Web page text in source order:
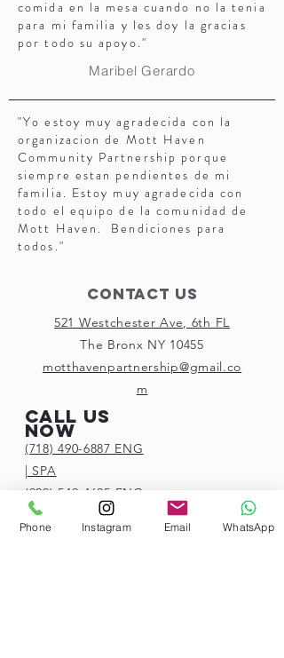
comida en la mesa cuando no la tenia
para mi familia y les doy la gracias
por todo su apoyo."
Maribel Gerardo
"Yo estoy muy agradecida con la
organizacion de Mott Haven
Community Partnership porque
siempre estan pendientes de mi
familia. Estoy muy agradecida con
todo el equipo de la comunidad de
Mott Haven. Bendiciones para
todos."
Contact Us
521 Westchester Ave, 6th FL
The Bronx NY 10455
motthavenpartnership@gmail.co
m
Call us
now
(718) 490-6887 ENG
| SPA
(929) 549-4625 ENG
| SPA
(929) 466-1257ENG
Phone Instagram Email WhatsApp